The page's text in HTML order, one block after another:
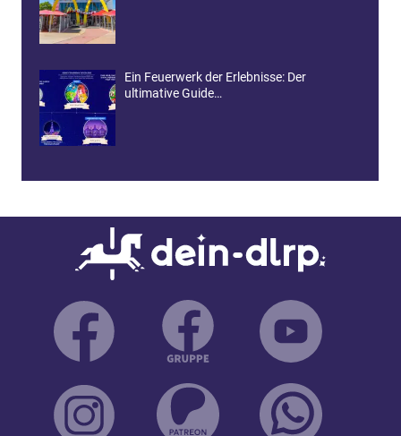
Ein Feuerwerk der Erlebnisse: Der
ultimative Guide…